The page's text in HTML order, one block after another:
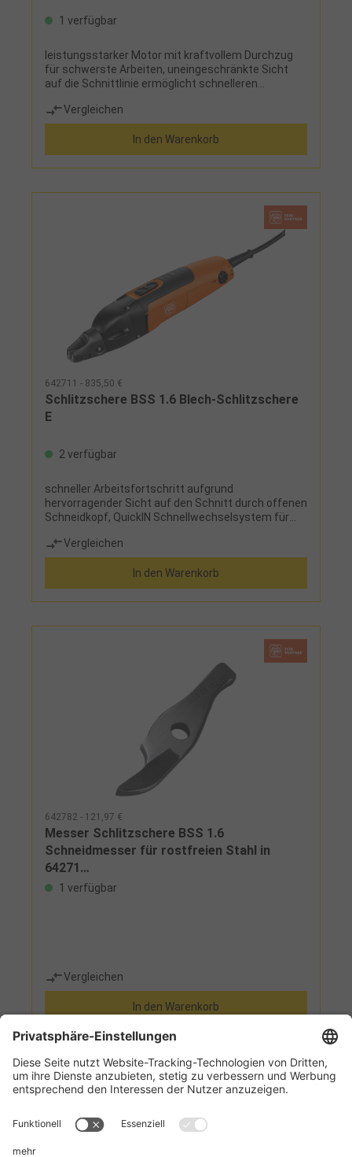
1 verfügbar
leistungsstarker Motor mit kraftvollem Durchzug
für schwerste Arbeiten, uneingeschränkte Sicht
auf die Schnittlinie ermöglicht schnelleren
saubere und gratfreie Schnitte bei niedrigen
Betriebskosten, gute Kurvengängigkeit bei nur
geringer BlechverformungSchnittkapazität: Stahl
bis 400 N/mm²: max. 2,5 Stahl bis 600 N/mm²: max.
2,0 Stahl bis 800 N/mm²: max. 1,6 NE bis 250
Tischmesser, Spanabweiser und 1 Paar Schlüssel
Vergleichen
In den Warenkorb
642711 - 835,50 €
Schlitzschere BSS 1.6 Blech-Schlitzschere
E
2 verfügbar
schneller Arbeitsfortschritt aufgrund
hervorragender Sicht auf den Schnitt durch offenen
Schneidkopf, QuickIN Schnellwechselsystem für
Einstellarbeiten, saubere Spanabfuhr verhindert
Kratzer an WerkstückenTyp BSS 1.6 CE: mit
Spanabschneider zum Trennen des Schneidspans
an jeder beliebigen StelleLieferumfang:gerades
Schneidmesser bis 1,6 mm, 1 Paar Schneidbacken
Vergleichen
In den Warenkorb
642782 - 121,97 €
Messer Schlitzschere BSS 1.6
Schneidmesser für rostfreien Stahl in
64271…
1 verfügbar
Vergleichen
In den Warenkorb
Informationen